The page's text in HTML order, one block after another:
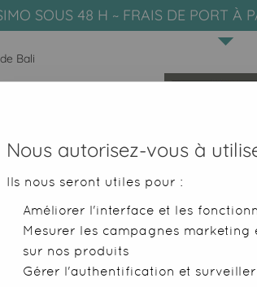
SOUS 48 H ~ FRAIS DE PORT À
Bali
SERVIETTES DE PLAGE
Maillots de bain
Nous autorisez-vous à
Ils nous seront utiles pour :
Améliorer l'interface et les
Mesurer les campagnes marketing
sur nos produits
Gérer l'authentification et